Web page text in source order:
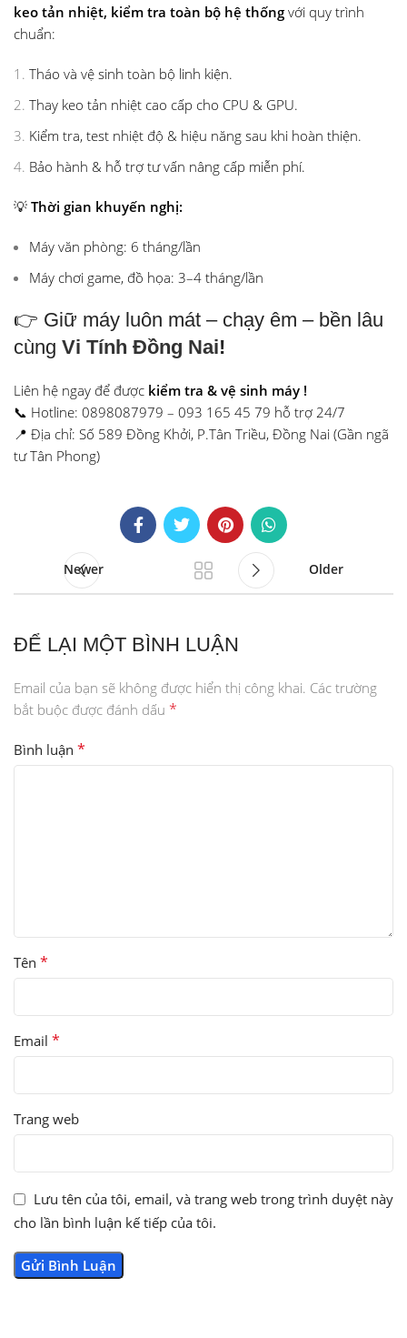
keo tản nhiệt, kiểm tra toàn bộ hệ thống với quy trình
chuẩn:
Tháo và vệ sinh toàn bộ linh kiện.
Thay keo tản nhiệt cao cấp cho CPU & GPU.
Kiểm tra, test nhiệt độ & hiệu năng sau khi hoàn thiện.
Bảo hành & hỗ trợ tư vấn nâng cấp miễn phí.
💡 Thời gian khuyến nghị:
Máy văn phòng: 6 tháng/lần
Máy chơi game, đồ họa: 3–4 tháng/lần
👉 Giữ máy luôn mát – chạy êm – bền lâu
cùng Vi Tính Đồng Nai!
Liên hệ ngay để được kiểm tra & vệ sinh máy !
📞 Hotline: 0898087979 – 093 165 45 79 hỗ trợ 24/7
📍 Địa chỉ: Số 589 Đồng Khởi, P.Tân Triều, Đồng Nai (Gần ngã
tư Tân Phong)
Newer Older
ĐỂ LẠI MỘT BÌNH LUẬN
Email của bạn sẽ không được hiển thị công khai. Các trường
bắt buộc được đánh dấu *
Bình luận *
Tên *
Email *
Trang web
Lưu tên của tôi, email, và trang web trong trình duyệt này
cho lần bình luận kế tiếp của tôi.